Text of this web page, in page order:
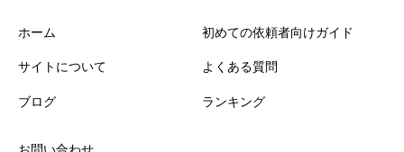
ホーム
サイトについて
ブログ
初めての依頼者向けガイド
よくある質問
ランキング